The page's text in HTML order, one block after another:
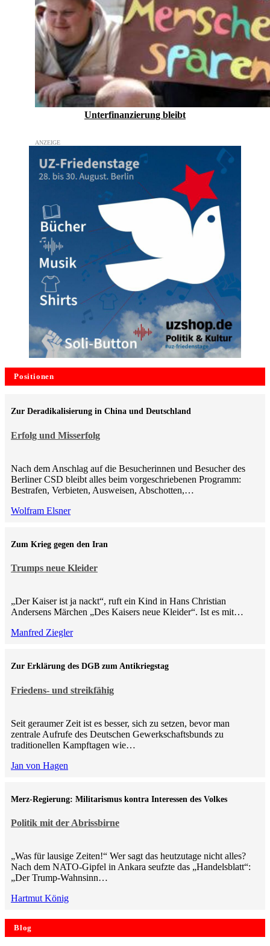
Unterfinanzierung bleibt
Positionen
Erfolg und Misserfolg
Zur Deradikalisierung in China und Deutschland
Nach dem Anschlag auf die Besucherinnen und Besucher des
Berliner CSD bleibt alles beim vorgeschriebenen Programm:
Bestrafen, Verbieten, Ausweisen, Abschotten,…
Wolfram Elsner
Trumps neue Kleider
Zum Krieg gegen den Iran
„Der Kaiser ist ja nackt“, ruft ein Kind in Hans Christian
Andersens Märchen „Des Kaisers neue Kleider“. Ist es mit…
Manfred Ziegler
Friedens- und streikfähig
Zur Erklärung des DGB zum Antikriegstag
Seit geraumer Zeit ist es besser, sich zu setzen, bevor man
zentrale Aufrufe des Deutschen Gewerkschaftsbunds zu
traditionellen Kampftagen wie…
Jan von Hagen
Politik mit der Abrissbirne
Merz-Regierung: Militarismus kontra Inte­ressen des Volkes
„Was für lausige Zeiten!“ Wer sagt das heutzutage nicht alles?
Nach dem NATO-Gipfel in Ankara seufzte das „Handelsblatt“:
„Der Trump-Wahnsinn…
Hartmut König
Blog